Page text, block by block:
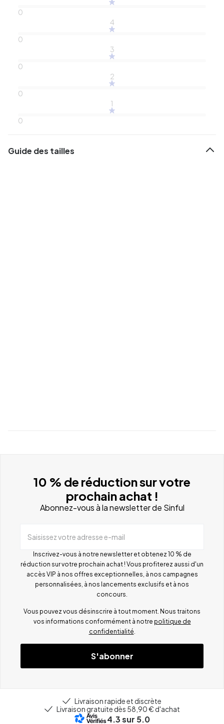
0
4
0
3
0
2
0
1
0
Guide des tailles
10 % de réduction sur votre
prochain achat !
Abonnez-vous à la newsletter de Sinful
Saisissez votre adresse e-mail
Inscrivez-vous à notre newsletter et obtenez 10 % de
réduction sur votre prochain achat ! Vous profiterez aussi d'un
accès VIP à nos offres exceptionnelles, à nos campagnes
personnalisées, à nos lancements exclusifs et à nos
concours.
Vous pouvez vous désinscrire à tout moment. Nous traitons
vos informations conformément à notre politique de
confidentialité
S'abonner
Livraison rapide et discrète
Livraison gratuite dès 58,90 € d'achat
4.3sur 5.0